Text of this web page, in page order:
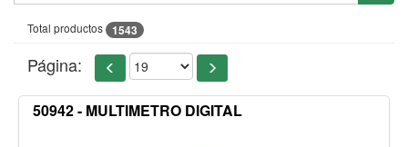
Total productos 1543
Página:
50942 - MULTIMETRO DIGITAL